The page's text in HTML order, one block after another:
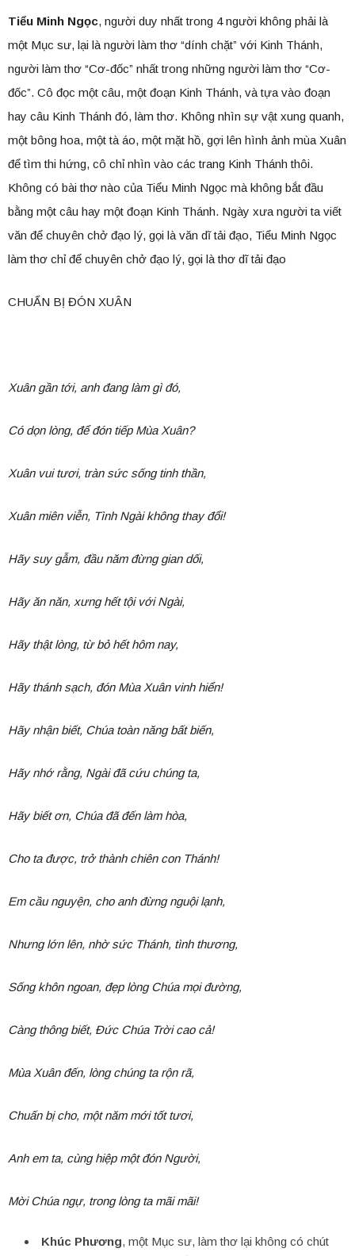
Tiểu Minh Ngọc, người duy nhất trong 4 người không phải là
một Mục sư, lại là người làm thơ “dính chặt” với Kinh Thánh,
người làm thơ “Cơ-đốc” nhất trong những người làm thơ “Cơ-
đốc”. Cô đọc một câu, một đoạn Kinh Thánh, và tựa vào đoạn
hay câu Kinh Thánh đó, làm thơ. Không nhìn sự vật xung quanh,
một bông hoa, một tà áo, một mặt hồ, gợi lên hình ảnh mùa Xuân
để tìm thi hứng, cô chỉ nhìn vào các trang Kinh Thánh thôi.
Không có bài thơ nào của Tiểu Minh Ngọc mà không bắt đầu
bằng một câu hay một đoạn Kinh Thánh. Ngày xưa người ta viết
văn để chuyên chở đạo lý, gọi là văn dĩ tải đạo, Tiểu Minh Ngọc
làm thơ chỉ để chuyên chở đạo lý, gọi là thơ dĩ tải đạo
CHUẨN BỊ ĐÓN XUÂN
Xuân gần tới, anh đang làm gì đó,
Có dọn lòng, để đón tiếp Mùa Xuân?
Xuân vui tươi, tràn sức sống tinh thần,
Xuân miên viễn, Tình Ngài không thay đổi!
Hãy suy gẫm, đầu năm đừng gian dối,
Hãy ăn năn, xưng hết tội với Ngài,
Hãy thật lòng, từ bỏ hết hôm nay,
Hãy thánh sạch, đón Mùa Xuân vinh hiển!
Hãy nhận biết, Chúa toàn năng bất biến,
Hãy nhớ rằng, Ngài đã cứu chúng ta,
Hãy biết ơn, Chúa đã đến làm hòa,
Cho ta được, trở thành chiên con Thánh!
Em cầu nguyện, cho anh đừng nguội lạnh,
Nhưng lớn lên, nhờ sức Thánh, tình thương,
Sống khôn ngoan, đẹp lòng Chúa mọi đường,
Càng thông biết, Đức Chúa Trời cao cả!
Mùa Xuân đến, lòng chúng ta rộn rã,
Chuấn bị cho, một năm mới tốt tươi,
Anh em ta, cùng hiệp một đón Người,
Mời Chúa ngự, trong lòng ta mãi mãi!
Khúc Phương, một Mục sư, làm thơ lại không có chút